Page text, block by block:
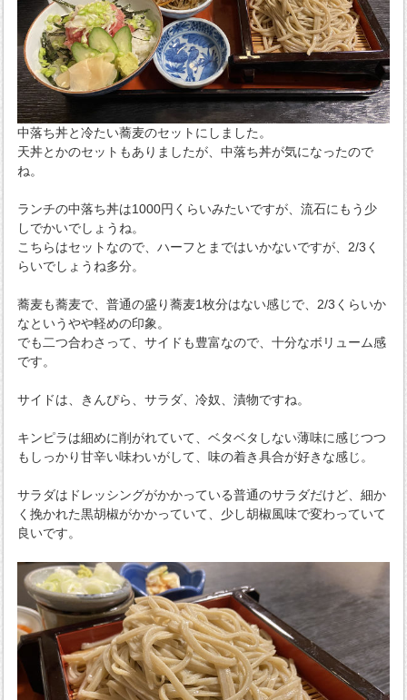
中落ち丼と冷たい蕎麦のセットにしました。
天丼とかのセットもありましたが、中落ち丼が気になったので
ね。
ランチの中落ち丼は1000円くらいみたいですが、流石にもう少
しでかいでしょうね。
こちらはセットなので、ハーフとまではいかないですが、2/3く
らいでしょうね多分。
蕎麦も蕎麦で、普通の盛り蕎麦1枚分はない感じで、2/3くらいか
なというやや軽めの印象。
でも二つ合わさって、サイドも豊富なので、十分なボリューム感
です。
サイドは、きんぴら、サラダ、冷奴、漬物ですね。
キンピラは細めに削がれていて、ベタベタしない薄味に感じつつ
もしっかり甘辛い味わいがして、味の着き具合が好きな感じ。
サラダはドレッシングがかかっている普通のサラダだけど、細か
く挽かれた黒胡椒がかかっていて、少し胡椒風味で変わっていて
良いです。